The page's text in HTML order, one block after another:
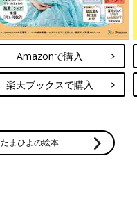
Amazonで購入
楽天ブックスで購入
たまひよの絵本